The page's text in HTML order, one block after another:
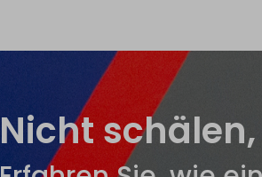
Nicht